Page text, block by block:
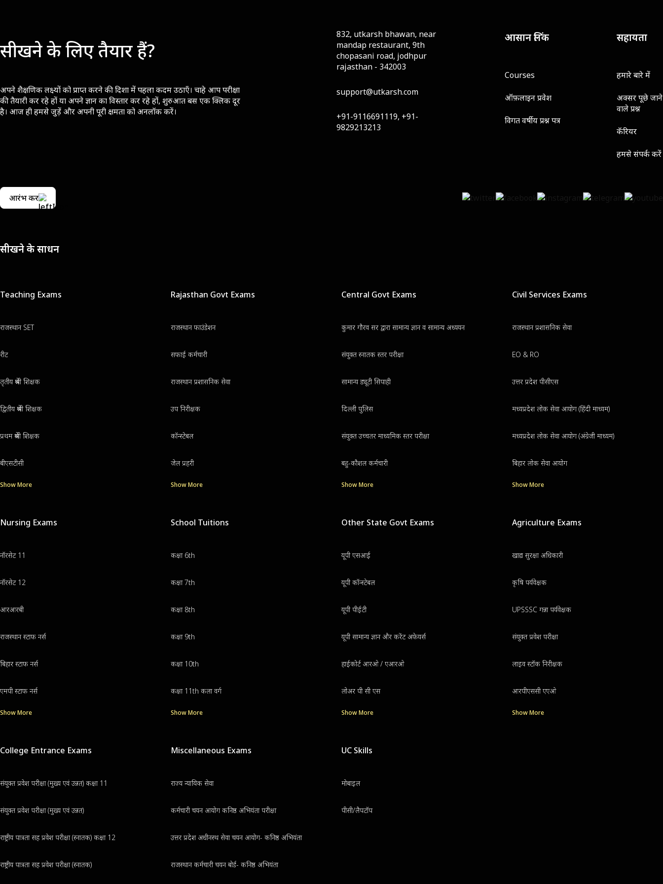
सीखने के लिए तैयार हैं?
अपने शैक्षणिक लक्ष्यों को प्राप्त करने की दिशा में पहला कदम उठाएँ। चाहे आप परीक्षा
की तैयारी कर रहे हों या अपने ज्ञान का विस्तार कर रहे हों, शुरुआत बस एक क्लिक दूर
है। आज ही हमसे जुड़ें और अपनी पूरी क्षमता को अनलॉक करें।
832, utkarsh bhawan, near
mandap restaurant, 9th
chopasani road, jodhpur
rajasthan - 342003
support@utkarsh.com
+91-9116691119, +91-
9829213213
आसान लिंक
Courses
ऑफ़लाइन प्रवेश
विगत वर्षीय प्रश्न पत्र
सहायता
हमारे बारे में
अक्सर पूछे जाने
वाले प्रश्न
कॅरियर
हमसे संपर्क करें
आरंभ करें
सीखने के साधन
Teaching Exams
राजस्थान SET
रीट
तृतीय श्रेणी शिक्षक
द्वितीय श्रेणी शिक्षक
प्रथम श्रेणी शिक्षक
बीएसटीसी
Show More
Rajasthan Govt Exams
राजस्थान फाउंडेशन
सफाई कर्मचारी
राजस्थान प्रशासनिक सेवा
उप निरीक्षक
कॉन्स्टेबल
जेल प्रहरी
Show More
Central Govt Exams
कुमार गौरव सर द्वारा सामान्य ज्ञान व सामान्य अध्ययन
संयुक्त स्नातक स्तर परीक्षा
सामान्य ड्यूटी सिपाही
दिल्ली पुलिस
संयुक्त उच्चतर माध्यमिक स्तर परीक्षा
बहु-कौशल कर्मचारी
Show More
Civil Services Exams
राजस्थान प्रशासनिक सेवा
EO & RO
उत्तर प्रदेश पीसीएस
मध्यप्रदेश लोक सेवा आयोग (हिंदी माध्यम)
मध्यप्रदेश लोक सेवा आयोग (अंग्रेजी माध्यम)
बिहार लोक सेवा आयोग
Show More
Nursing Exams
नॉरसेट 11
नॉरसेट 12
आरआरबी
राजस्थान स्टाफ नर्स
बिहार स्टाफ नर्स
एमपी स्टाफ नर्स
Show More
School Tuitions
कक्षा 6th
कक्षा 7th
कक्षा 8th
कक्षा 9th
कक्षा 10th
कक्षा 11th कला वर्ग
Show More
Other State Govt Exams
यूपी एसआई
यूपी कॉन्स्टेबल
यूपी पीईटी
यूपी सामान्य ज्ञान और करेंट अफेयर्स
हाईकोर्ट आरओ / एआरओ
लोअर पी सी एस
Show More
Agriculture Exams
खाद्य सुरक्षा अधिकारी
कृषि पर्यवेक्षक
UPSSSC गन्ना पर्यवेक्षक
संयुक्त प्रवेश परीक्षा
लाइव स्टॉक निरीक्षक
आरपीएससी एएओ
Show More
College Entrance Exams
संयुक्त प्रवेश परीक्षा (मुख्य एवं उन्नत) कक्षा 11
संयुक्त प्रवेश परीक्षा (मुख्य एवं उन्नत)
राष्ट्रीय पात्रता सह प्रवेश परीक्षा (स्नातक) कक्षा 12
राष्ट्रीय पात्रता सह प्रवेश परीक्षा (स्नातक)
Miscellaneous Exams
राज्य न्यायिक सेवा
कर्मचारी चयन आयोग कनिष्ठ अभियंता परीक्षा
उत्तर प्रदेश अधीनस्थ सेवा चयन आयोग- कनिष्ठ अभियंता
राजस्थान कर्मचारी चयन बोर्ड- कनिष्ठ अभियंता
UC Skills
मोबाइल
पीसी/लैपटॉप